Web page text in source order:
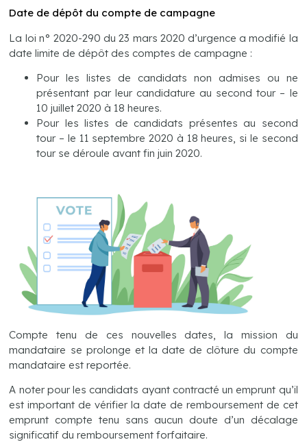
Date de dépôt du compte de campagne
La loi n° 2020-290 du 23 mars 2020 d’urgence a modifié la
date limite de dépôt des comptes de campagne :
Pour les listes de candidats non admises ou ne
présentant par leur candidature au second tour – le
10 juillet 2020 à 18 heures.
Pour les listes de candidats présentes au second
tour – le 11 septembre 2020 à 18 heures, si le second
tour se déroule avant fin juin 2020.
Compte tenu de ces nouvelles dates, la mission du
mandataire se prolonge et la date de clôture du compte
mandataire est reportée.
A noter pour les candidats ayant contracté un emprunt qu’il
est important de vérifier la date de remboursement de cet
emprunt compte tenu sans aucun doute d’un décalage
significatif du remboursement forfaitaire.